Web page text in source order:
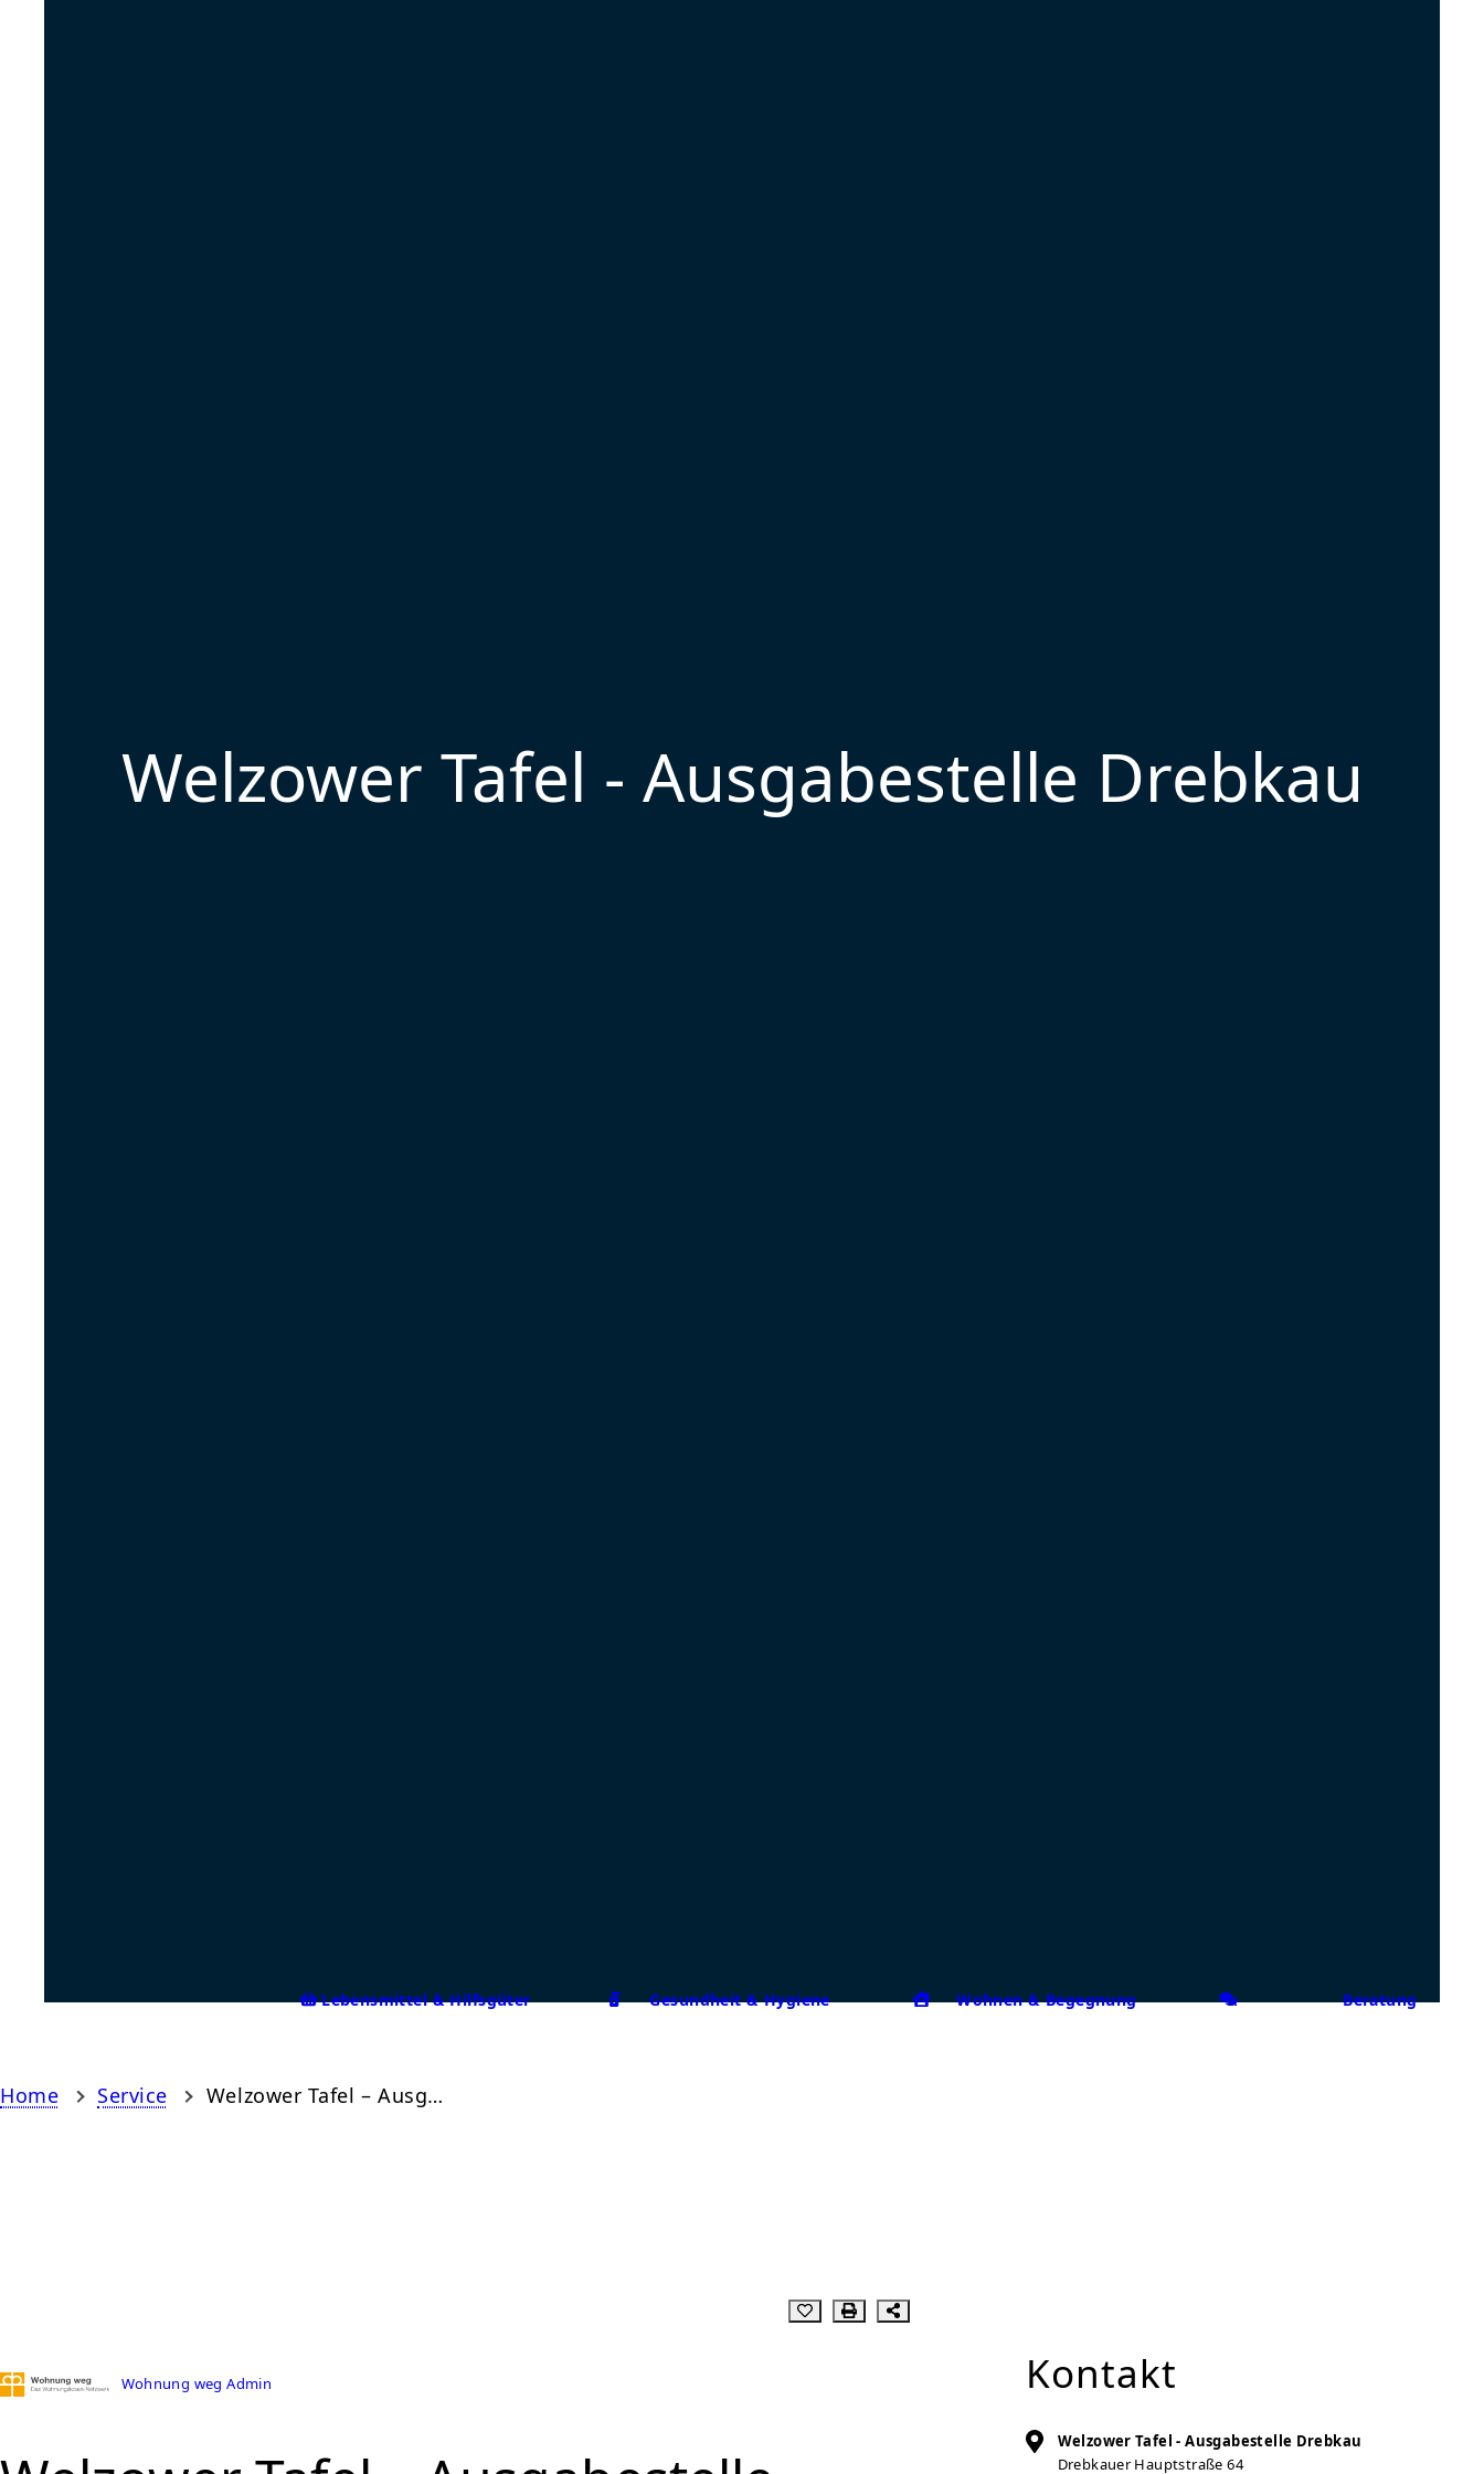
Welzower Tafel - Ausgabestelle Drebkau
Lebensmittel & Hilfsgüter Gesundheit & Hygiene Wohnen & Begegnung Beratung
Home Service Welzower Tafel – Ausgabestelle Drebkau
Wohnung weg Admin Kontakt
Welzower Tafel - Ausgabestelle Drebkau
Drebkauer Hauptstraße 64